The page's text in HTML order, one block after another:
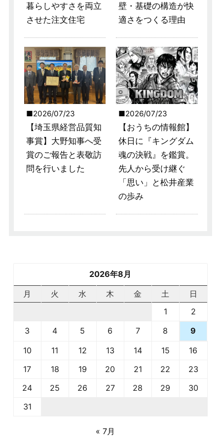
暮らしやすさを両立
させた注文住宅
壁・基礎の構造が快
適さをつくる理由
2026/07/23
【埼玉県経営品質知
事賞】大野知事へ受
賞のご報告と表敬訪
問を行いました
2026/07/23
【おうちの情報館】
休日に『キングダム
魂の決戦』を鑑賞。
先人から受け継ぐ
「思い」と松井産業
の歩み
2026年8月
月
火 水 木 金 土
日
1
2
3
4 5 6 7 8
9
10
11 12 13 14 15
16
17
18 19 20 21 22
23
24
25 26 27 28 29
30
31
« 7月